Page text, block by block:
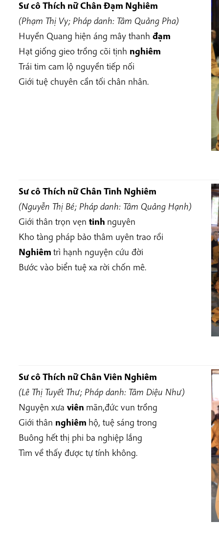
Sư cô Thích nữ Chân Đạm Nghiêm
(Phạm Thị Vy; Pháp danh: Tâm Quảng Pha)
Huyền Quang hiện áng mây thanh đạm
Hạt giống gieo trồng cõi tịnh nghiêm
Trái tim cam lộ nguyền tiếp nối
Giới tuệ chuyên cần tối chân nhân.
Sư cô Thích nữ Chân Tinh Nghiêm
(Nguyễn Thị Bé; Pháp danh: Tâm Quảng Hạnh)
Giới thân trọn vẹn tinh nguyên
Kho tàng pháp bảo thâm uyên trao rồi
Nghiêm trì hạnh nguyện cứu đời
Bước vào biển tuệ xa rời chốn mê.
Sư cô Thích nữChân Viên Nghiêm
(Lê Thị Tuyết Thư; Pháp danh: Tâm Diệu Như)
Nguyện xưa viên mãn,đức vun trồng
Giới thân nghiêm hộ, tuệ sáng trong
Buông hết thị phi ba nghiệp lắng
Tìm về thấy được tự tính không.